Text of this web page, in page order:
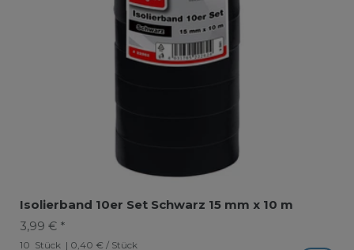
Isolierband 10er Set Schwarz 15 mm x 10 m
3,99 € *
10 Stück | 0,40 € / Stück